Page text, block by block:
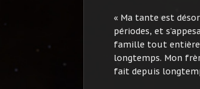
« Ma tante est
périodes, et
famille tout
longtemps. Mon
fait depuis